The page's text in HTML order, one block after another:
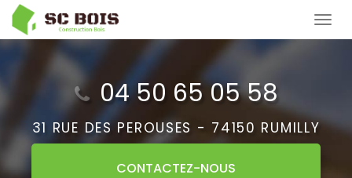
Aller
au
contenu
principal
04 50 65 05 58
31 RUE DES PEROUSES - 74150 RUMILLY
CONTACTEZ-NOUS